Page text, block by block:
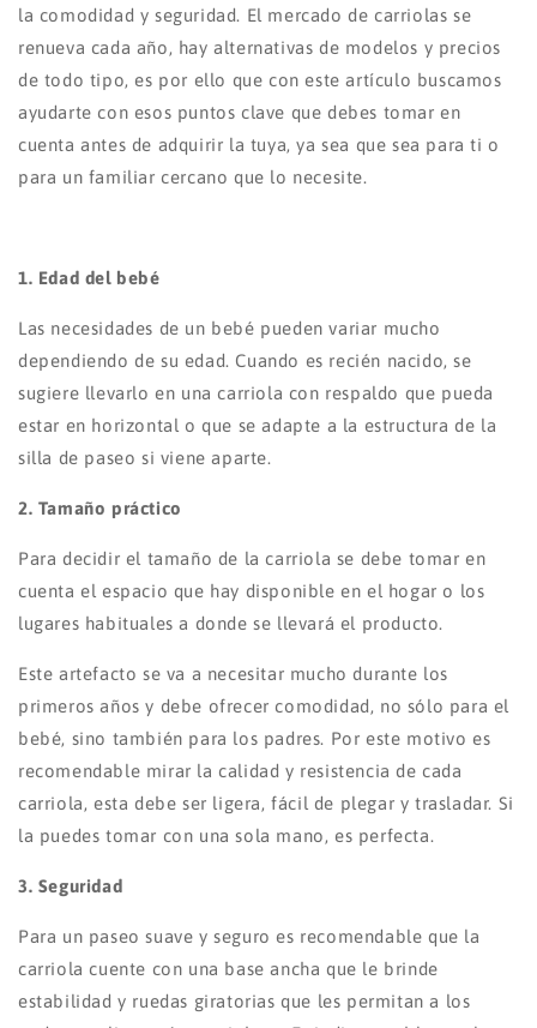
la comodidad y seguridad. El mercado de carriolas se
renueva cada año, hay alternativas de modelos y precios
de todo tipo, es por ello que con este artículo buscamos
ayudarte con esos puntos clave que debes tomar en
cuenta antes de adquirir la tuya, ya sea que sea para ti o
para un familiar cercano que lo necesite.
1. Edad del bebé
Las necesidades de un bebé pueden variar mucho
dependiendo de su edad. Cuando es recién nacido, se
sugiere llevarlo en una carriola con respaldo que pueda
estar en horizontal o que se adapte a la estructura de la
silla de paseo si viene aparte.
2. Tamaño práctico
Para decidir el tamaño de la carriola se debe tomar en
cuenta el espacio que hay disponible en el hogar o los
lugares habituales a donde se llevará el producto.
Este artefacto se va a necesitar mucho durante los
primeros años y debe ofrecer comodidad, no sólo para el
bebé, sino también para los padres. Por este motivo es
recomendable mirar la calidad y resistencia de cada
carriola, esta debe ser ligera, fácil de plegar y trasladar. Si
la puedes tomar con una sola mano, es perfecta.
3. Seguridad
Para un paseo suave y seguro es recomendable que la
carriola cuente con una base ancha que le brinde
estabilidad y ruedas giratorias que les permitan a los